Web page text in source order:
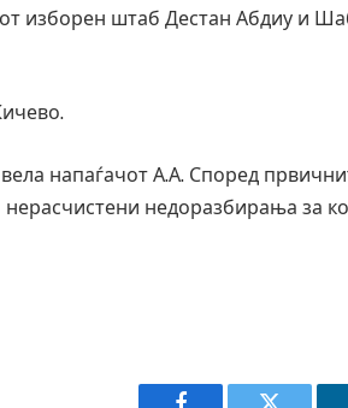
изборен штаб Дестан Абдиу и
напаѓачот А.А. Според
нерасчистени недоразбирања за